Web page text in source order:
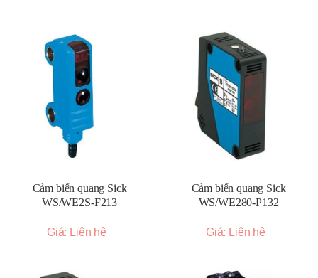
Cảm biến quang Sick
WS/WE2S-F213
Giá: Liên hệ
Cảm biến quang Sick
WS/WE280-P132
Giá: Liên hệ